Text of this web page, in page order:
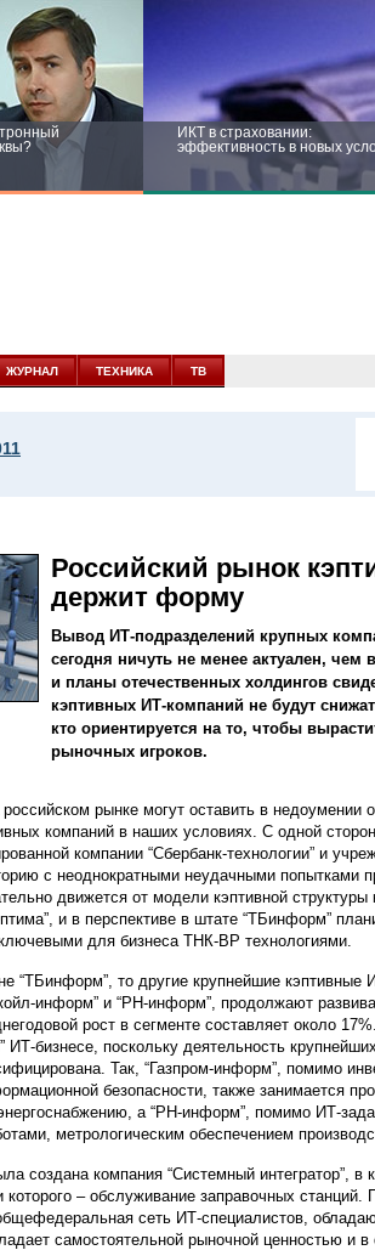
ИКТ в страховании:
эффективность в новых
новых условиях
ЖУРНАЛ ТЕХНИКА ТВ
Российский рынок
держит форму
Вывод ИТ-подразделений крупных
сегодня ничуть не менее актуален, чем
и планы отечественных холдингов
кэптивных ИТ-компаний не будут
кто ориентируется на то, чтобы
рыночных игроков.
рынке могут оставить в недоумении
компаний в наших условиях. С одной
компании “Сбербанк-технологии” и
с неоднократными неудачными
движется от модели кэптивной
и в перспективе в штате “ТБинформ”
для бизнеса ТНК-BP технологиями.
“ТБинформ”, то другие крупнейшие
информ” и “РН-информ”, продолжают
рост в сегменте составляет около
ИТ-бизнесе, поскольку деятельность
Так, “Газпром-информ”, помимо
безопасности, также занимается
а “РН-информ”, помимо ИТ-
метрологическим обеспечением
создана компания “Системный интегратор”,
которого – обслуживание заправочных
сеть ИТ-специалистов,
самостоятельной рыночной ценностью и